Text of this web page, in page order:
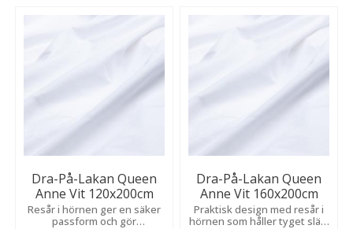
Dra-På-Lakan Queen
Anne Vit 120x200cm
Resår i hörnen ger en säker
passform och gör
Dra-På-Lakan Queen
Anne Vit 160x200cm
Praktisk design med resår i
hörnen som håller tyget slätt